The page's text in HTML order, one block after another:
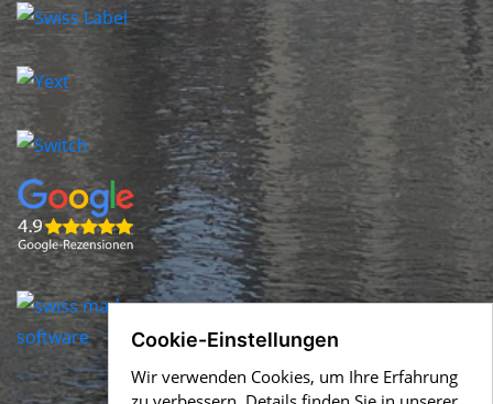
Cookie-Einstellungen
Wir verwenden Cookies, um Ihre Erfahrung